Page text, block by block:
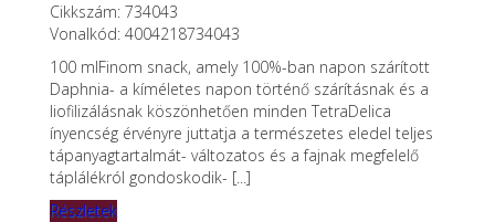
Cikkszám: 734043
Vonalkód: 4004218734043
100 mlFinom snack, amely 100%-ban napon szárított
Daphnia- a kíméletes napon történő szárításnak és a
liofilizálásnak köszönhetően minden TetraDelica
ínyencség érvényre juttatja a természetes eledel teljes
tápanyagtartalmát- változatos és a fajnak megfelelő
táplálékról gondoskodik- [...]
Részletek